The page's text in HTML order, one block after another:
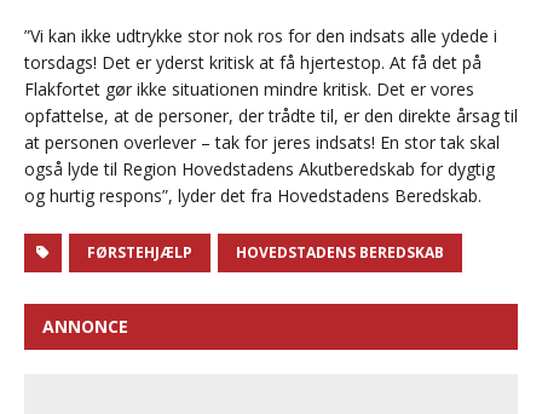
”Vi kan ikke udtrykke stor nok ros for den indsats alle ydede i
torsdags! Det er yderst kritisk at få hjertestop. At få det på
Flakfortet gør ikke situationen mindre kritisk. Det er vores
opfattelse, at de personer, der trådte til, er den direkte årsag til
at personen overlever – tak for jeres indsats! En stor tak skal
også lyde til Region Hovedstadens Akutberedskab for dygtig
og hurtig respons”, lyder det fra Hovedstadens Beredskab.
FØRSTEHJÆLP HOVEDSTADENS BEREDSKAB
ANNONCE